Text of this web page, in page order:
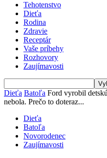
Tehotenstvo
Dieťa
Rodina
Zdravie
Receptár
Vaše príbehy
Rozhovory
Zaujímavosti
Dieťa Batoľa Ford vyrobil
nebola. Prečo to doteraz...
Dieťa
Batoľa
Novorodenec
Zaujímavosti